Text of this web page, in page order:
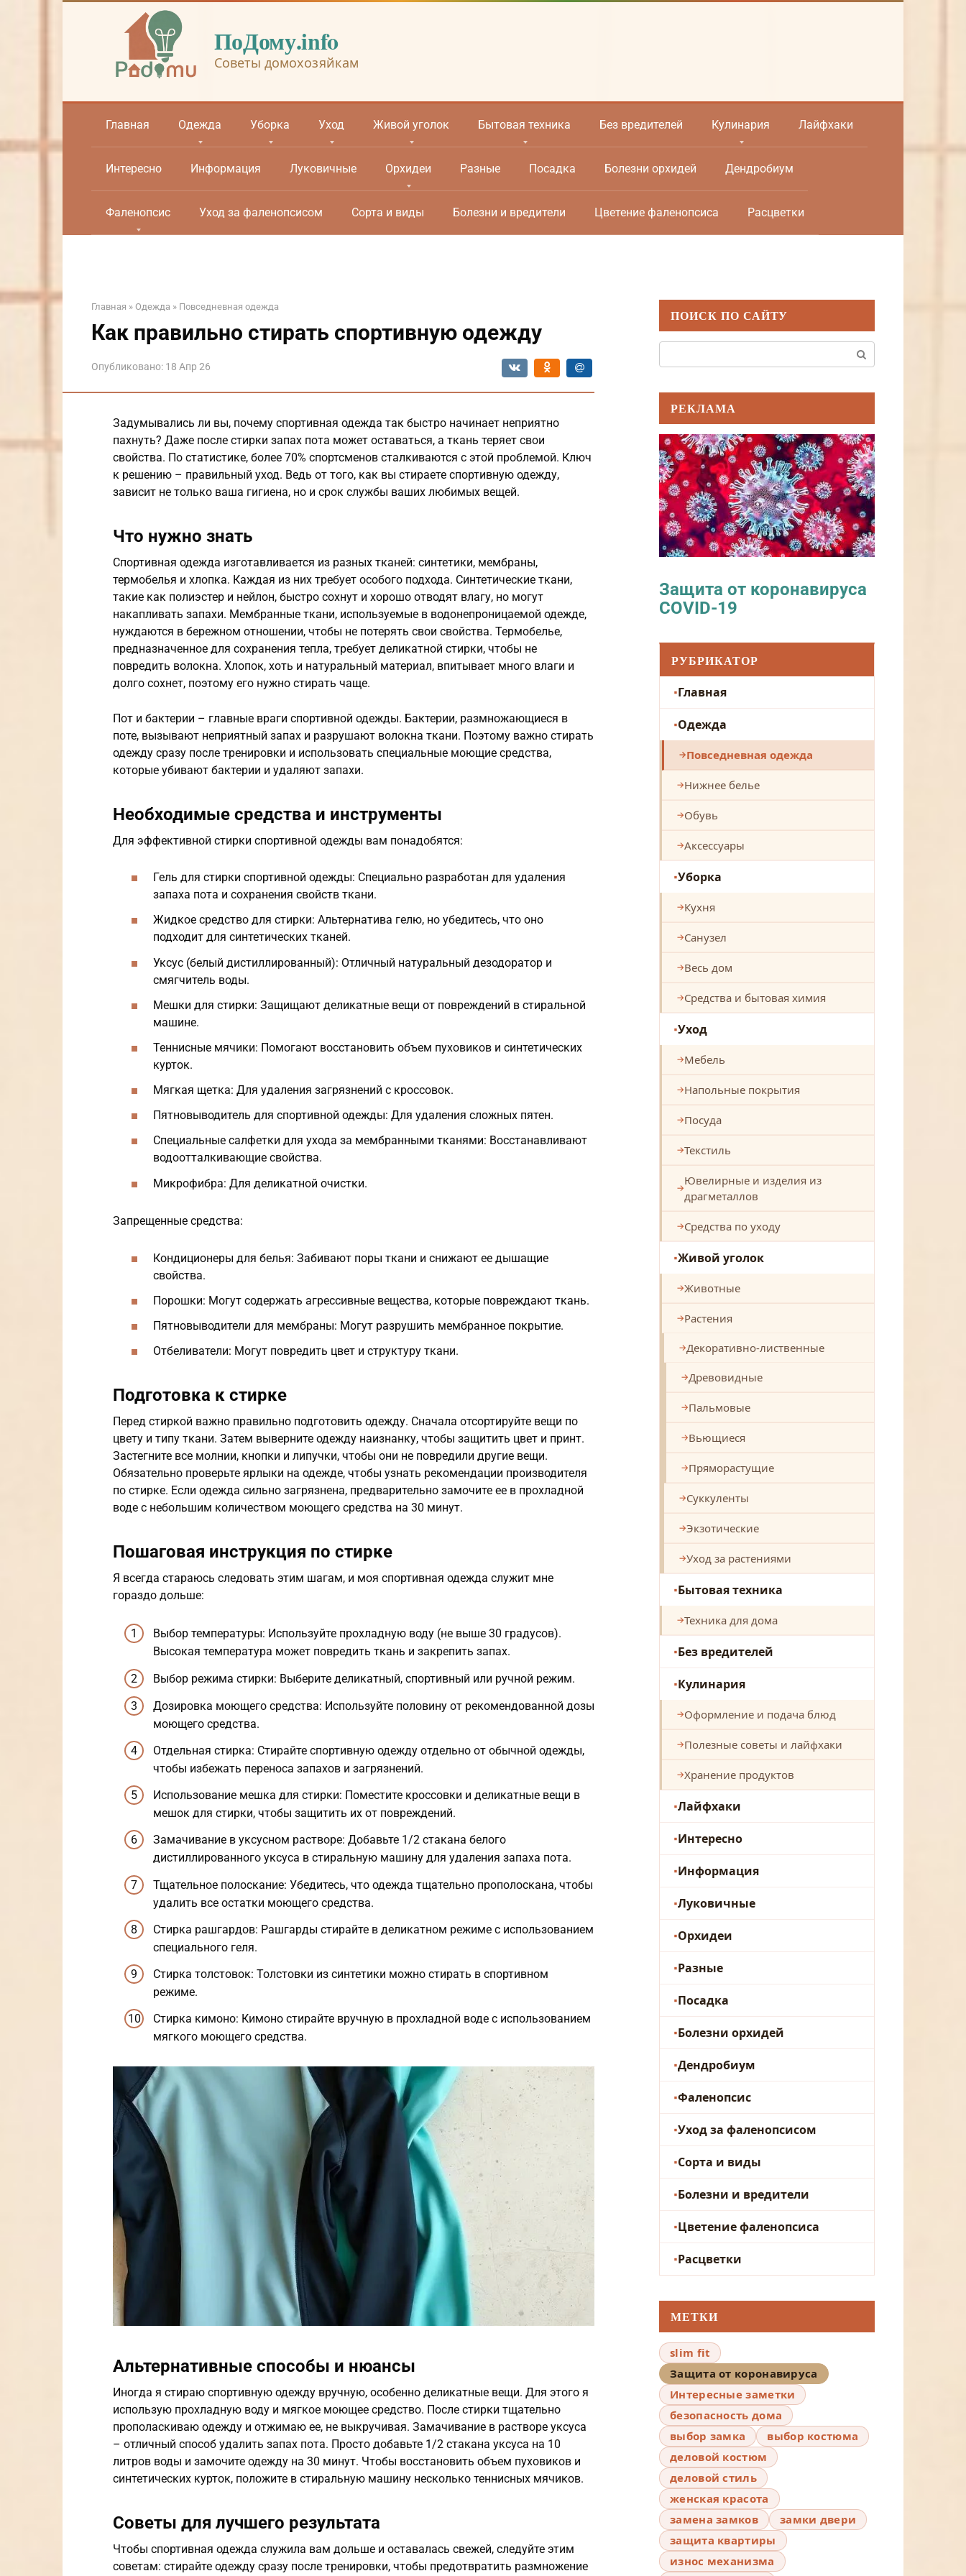
ПоДому.info
Советы домохозяйкам
Главная Одежда Уборка Уход Живой уголок Бытовая техника Без вредителей Кулинария Лайфхаки
Интересно Информация Луковичные Орхидеи Разные Посадка Болезни орхидей Дендробиум
Фаленопсис Уход за фаленопсисом Сорта и виды Болезни и вредители Цветение фаленопсиса Расцветки
Главная » Одежда » Повседневная одежда
Как правильно стирать спортивную одежду
Опубликовано: 18 Апр 26
Задумывались ли вы, почему спортивная одежда так быстро начинает неприятно
пахнуть? Даже после стирки запах пота может оставаться, а ткань теряет свои
свойства. По статистике, более 70% спортсменов сталкиваются с этой проблемой. Ключ
к решению – правильный уход. Ведь от того, как вы стираете спортивную одежду,
зависит не только ваша гигиена, но и срок службы ваших любимых вещей.
Что нужно знать
Спортивная одежда изготавливается из разных тканей: синтетики, мембраны,
термобелья и хлопка. Каждая из них требует особого подхода. Синтетические ткани,
такие как полиэстер и нейлон, быстро сохнут и хорошо отводят влагу, но могут
накапливать запахи. Мембранные ткани, используемые в водонепроницаемой одежде,
нуждаются в бережном отношении, чтобы не потерять свои свойства. Термобелье,
предназначенное для сохранения тепла, требует деликатной стирки, чтобы не
повредить волокна. Хлопок, хоть и натуральный материал, впитывает много влаги и
долго сохнет, поэтому его нужно стирать чаще.
Пот и бактерии – главные враги спортивной одежды. Бактерии, размножающиеся в
поте, вызывают неприятный запах и разрушают волокна ткани. Поэтому важно стирать
одежду сразу после тренировки и использовать специальные моющие средства,
которые убивают бактерии и удаляют запахи.
Необходимые средства и инструменты
Для эффективной стирки спортивной одежды вам понадобятся:
Гель для стирки спортивной одежды: Специально разработан для удаления
запаха пота и сохранения свойств ткани.
Жидкое средство для стирки: Альтернатива гелю, но убедитесь, что оно
подходит для синтетических тканей.
Уксус (белый дистиллированный): Отличный натуральный дезодоратор и
смягчитель воды.
Мешки для стирки: Защищают деликатные вещи от повреждений в стиральной
машине.
Теннисные мячики: Помогают восстановить объем пуховиков и синтетических
курток.
Мягкая щетка: Для удаления загрязнений с кроссовок.
Пятновыводитель для спортивной одежды: Для удаления сложных пятен.
Специальные салфетки для ухода за мембранными тканями: Восстанавливают
водоотталкивающие свойства.
Микрофибра: Для деликатной очистки.
Запрещенные средства:
Кондиционеры для белья: Забивают поры ткани и снижают ее дышащие
свойства.
Порошки: Могут содержать агрессивные вещества, которые повреждают ткань.
Пятновыводители для мембраны: Могут разрушить мембранное покрытие.
Отбеливатели: Могут повредить цвет и структуру ткани.
Подготовка к стирке
Перед стиркой важно правильно подготовить одежду. Сначала отсортируйте вещи по
цвету и типу ткани. Затем выверните одежду наизнанку, чтобы защитить цвет и принт.
Застегните все молнии, кнопки и липучки, чтобы они не повредили другие вещи.
Обязательно проверьте ярлыки на одежде, чтобы узнать рекомендации производителя
по стирке. Если одежда сильно загрязнена, предварительно замочите ее в прохладной
воде с небольшим количеством моющего средства на 30 минут.
Пошаговая инструкция по стирке
Я всегда стараюсь следовать этим шагам, и моя спортивная одежда служит мне
гораздо дольше:
Выбор температуры: Используйте прохладную воду (не выше 30 градусов).
Высокая температура может повредить ткань и закрепить запах.
Выбор режима стирки: Выберите деликатный, спортивный или ручной режим.
Дозировка моющего средства: Используйте половину от рекомендованной дозы
моющего средства.
Отдельная стирка: Стирайте спортивную одежду отдельно от обычной одежды,
чтобы избежать переноса запахов и загрязнений.
Использование мешка для стирки: Поместите кроссовки и деликатные вещи в
мешок для стирки, чтобы защитить их от повреждений.
Замачивание в уксусном растворе: Добавьте 1/2 стакана белого
дистиллированного уксуса в стиральную машину для удаления запаха пота.
Тщательное полоскание: Убедитесь, что одежда тщательно прополоскана, чтобы
удалить все остатки моющего средства.
Стирка рашгардов: Рашгарды стирайте в деликатном режиме с использованием
специального геля.
Стирка толстовок: Толстовки из синтетики можно стирать в спортивном
режиме.
Стирка кимоно: Кимоно стирайте вручную в прохладной воде с использованием
мягкого моющего средства.
Альтернативные способы и нюансы
Иногда я стираю спортивную одежду вручную, особенно деликатные вещи. Для этого я
использую прохладную воду и мягкое моющее средство. После стирки тщательно
прополаскиваю одежду и отжимаю ее, не выкручивая. Замачивание в растворе уксуса
– отличный способ удалить запах пота. Просто добавьте 1/2 стакана уксуса на 10
литров воды и замочите одежду на 30 минут. Чтобы восстановить объем пуховиков и
синтетических курток, положите в стиральную машину несколько теннисных мячиков.
Советы для лучшего результата
Чтобы спортивная одежда служила вам дольше и оставалась свежей, следуйте этим
советам: стирайте одежду сразу после тренировки, чтобы предотвратить размножение
ПОИСК ПО САЙТУ
РЕКЛАМА
Защита от коронавируса
COVID-19
РУБРИКАТОР
Главная
Одежда
Повседневная одежда
Нижнее белье
Обувь
Аксессуары
Уборка
Кухня
Санузел
Весь дом
Средства и бытовая химия
Уход
Мебель
Напольные покрытия
Посуда
Текстиль
Ювелирные и изделия из
драгметаллов
Средства по уходу
Живой уголок
Животные
Растения
Декоративно-лиственные
Древовидные
Пальмовые
Вьющиеся
Пряморастущие
Суккуленты
Экзотические
Уход за растениями
Бытовая техника
Техника для дома
Без вредителей
Кулинария
Оформление и подача блюд
Полезные советы и лайфхаки
Хранение продуктов
Лайфхаки
Интересно
Информация
Луковичные
Орхидеи
Разные
Посадка
Болезни орхидей
Дендробиум
Фаленопсис
Уход за фаленопсисом
Сорта и виды
Болезни и вредители
Цветение фаленопсиса
Расцветки
МЕТКИ
slim fit
Защита от коронавируса
Интересные заметки
безопасность дома
выбор замка
выбор костюма
деловой костюм
деловой стиль
женская красота
замена замков
замки двери
защита квартиры
износ механизма